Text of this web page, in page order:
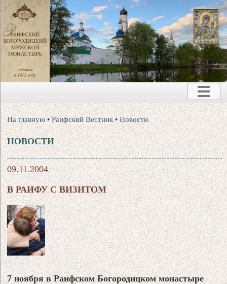
На главную •Раифский Вестник •Новости
НОВОСТИ
09.11.2004
В РАИФУ С ВИЗИТОМ
7 ноября в Раифском Богородицком монастыре